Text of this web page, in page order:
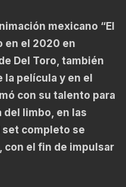
mexicano “El
en el 2020 en
Del Toro, también
la película y en el
con su talento para
del limbo, en las
completo se
con el fin de impulsar